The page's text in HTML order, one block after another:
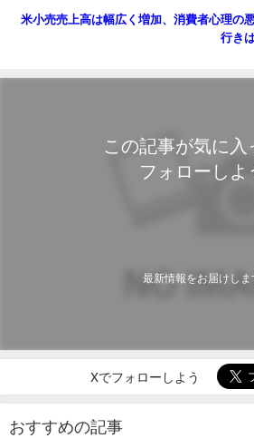
米小売売上高は幅広く増加、消費者心理の
行き
この記事が気に入
フォローしよ
最新情報をお届けしま
Xでフォローしよう
おすすめの記事